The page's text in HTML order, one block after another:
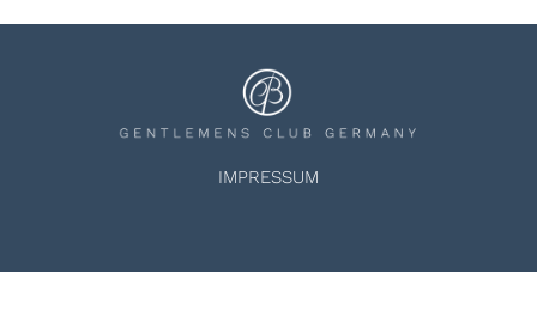
IMPRESSUM